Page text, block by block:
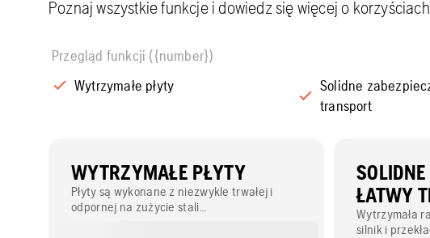
Poznaj wszystkie funkcje i dowiedz się więcej o korzyściach
Przegląd funkcji ({number})
Wytrzymałe płyty
Solidne
transport
WYTRZYMAŁE PŁYTY
Płyty są wykonane z niezwykle trwałej i
odpornej na zużycie stali
ŁATWY
Wytrzymała
silnik i